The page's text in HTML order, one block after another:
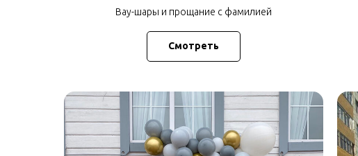
Вау-шары и прощание с фамилией
Смотреть